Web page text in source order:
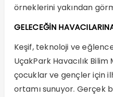
örneklerini yakından
GELECEĞİN
Keşif, teknoloji ve
UçakPark Havacılık
çocuklar ve gençler için
ortamı sunuyor. Gerçek